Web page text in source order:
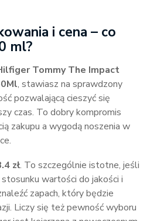
i cena – co
ml?
Tommy The Impact
, stawiasz na sprawdzony
pozwalającą cieszyć się
czas. To dobry kompromis
zakupu a wygodą noszenia w
zł. To szczególnie istotne, jeśli
wartości do jakości i
zapach, który będzie
Liczy się też pewność wyboru